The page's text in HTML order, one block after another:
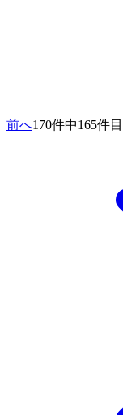
前へ170件中165件目